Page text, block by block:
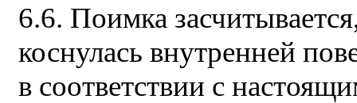
6.6. Поимка
коснулась внутренней
в соответствии с